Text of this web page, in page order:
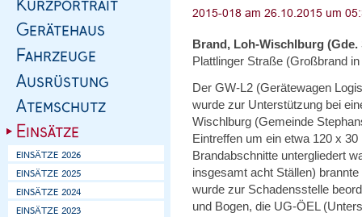
Brand, Loh-Wischlburg
Plattlinger Straße (Großbrand
Der GW-L2 (Gerätewagen
wurde zur Unterstützung bei
Wischlburg (Gemeinde
Eintreffen um ein etwa 120 x
Brandabschnitte untergliedert
insgesamt acht Ställen)
wurde zur Schadensstelle
und Bogen, die UG-ÖEL